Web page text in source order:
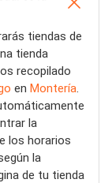
tiendas de
tienda
recopilado
en Montería.
la
los horarios
la
de tu tienda